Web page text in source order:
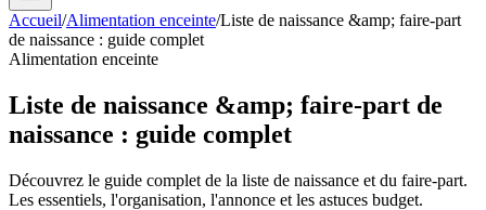
Accueil/Alimentation enceinte/Liste de naissance &amp; faire-part
de naissance : guide complet
Alimentation enceinte
Liste de naissance &amp; faire-part de
naissance : guide complet
Découvrez le guide complet de la liste de naissance et du faire-part.
Les essentiels, l'organisation, l'annonce et les astuces budget.